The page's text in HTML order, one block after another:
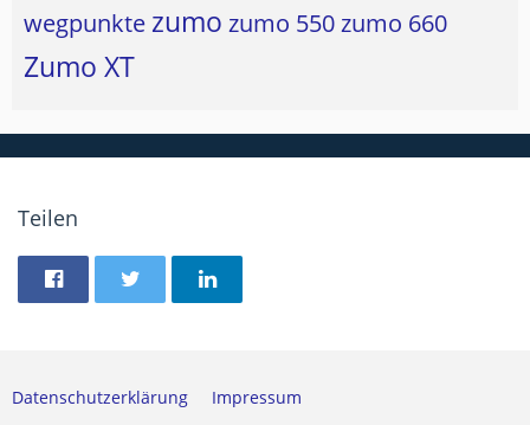
wegpunkte zumo zumo 550zumo 660
Zumo XT
Teilen
Datenschutzerklärung Impressum